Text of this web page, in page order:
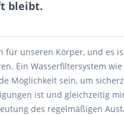
bleibt.
für unseren Körper, und es
Ein Wasserfiltersystem
Möglichkeit sein, um
ist und gleichzeitig
des regelmäßigen